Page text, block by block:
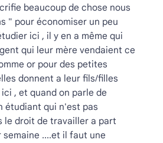
beaucoup de chose nous
" pour économiser un peu
ici , il y en a même qui
qui leur mère vendaient ce
or pour des petites
donnent a leur fils/filles
, et quand on parle de
étudiant qui n'est pas
le droit de travailler a part
....et il faut une